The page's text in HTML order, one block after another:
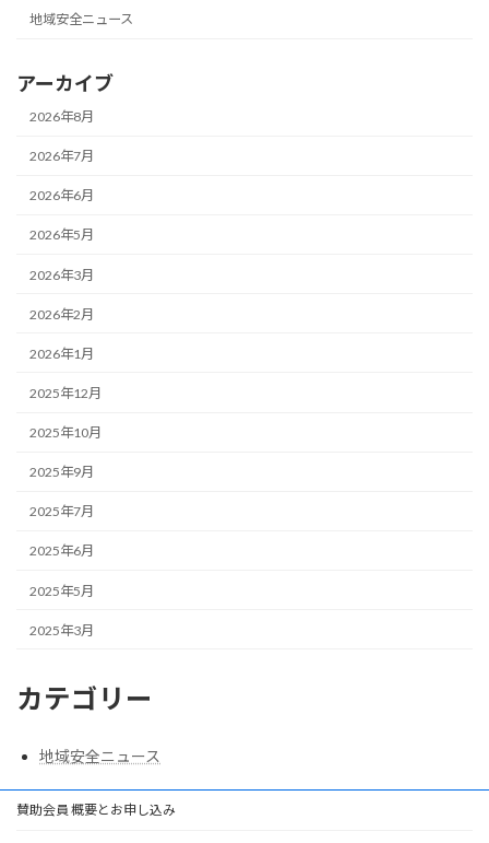
地域安全ニュース
アーカイブ
2026年8月
2026年7月
2026年6月
2026年5月
2026年3月
2026年2月
2026年1月
2025年12月
2025年10月
2025年9月
2025年7月
2025年6月
2025年5月
2025年3月
カテゴリー
地域安全ニュース
賛助会員 概要とお申し込み